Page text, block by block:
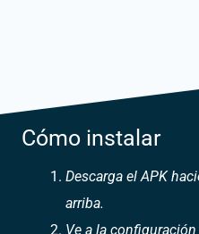
Cómo instalar
Descarga el APK
arriba.
Ve a la